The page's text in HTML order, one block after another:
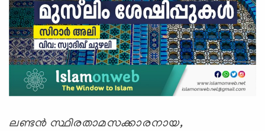
ലണ്ടന്‍ സ്ഥിരതാമസക്കാരനായ,